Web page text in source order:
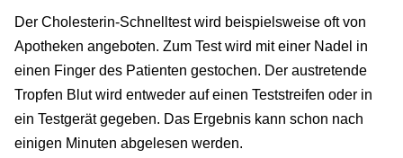
Der Cholesterin-Schnelltest wird beispielsweise oft von
Apotheken angeboten. Zum Test wird mit einer Nadel in
einen Finger des Patienten gestochen. Der austretende
Tropfen Blut wird entweder auf einen Teststreifen oder in
ein Testgerät gegeben. Das Ergebnis kann schon nach
einigen Minuten abgelesen werden.